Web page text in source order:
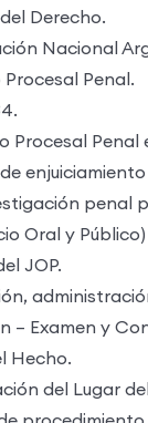
Derecho.
Nacional
Penal.
Penal
enjuiciamiento
penal
Oral y Público)
JOP.
Examen y
Hecho.
del Lugar